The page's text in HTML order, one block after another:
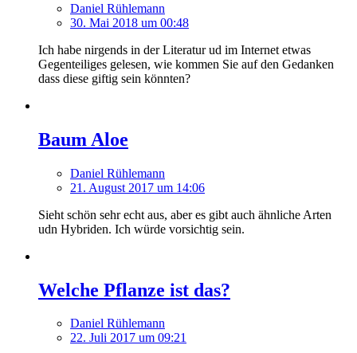
Daniel Rühlemann
30. Mai 2018 um 00:48
Ich habe nirgends in der Literatur ud im Internet etwas
Gegenteiliges gelesen, wie kommen Sie auf den Gedanken
dass diese giftig sein könnten?
Baum Aloe
Daniel Rühlemann
21. August 2017 um 14:06
Sieht schön sehr echt aus, aber es gibt auch ähnliche Arten
udn Hybriden. Ich würde vorsichtig sein.
Welche Pflanze ist das?
Daniel Rühlemann
22. Juli 2017 um 09:21